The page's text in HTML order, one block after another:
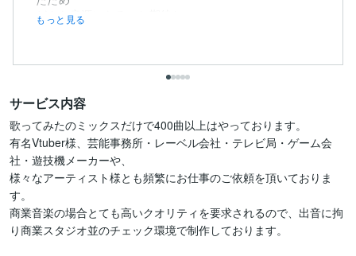
どんな音源になるのか期待と...
もっと見る
サービス内容
歌ってみたのミックスだけで400曲以上はやっております。
有名Vtuber様、芸能事務所・レーベル会社・テレビ局・ゲーム会
社・遊技機メーカーや、
様々なアーティスト様とも頻繁にお仕事のご依頼を頂いておりま
す。
商業音楽の場合とても高いクオリティを要求されるので、出音に拘
り商業スタジオ並のチェック環境で制作しております。